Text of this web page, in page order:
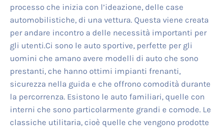
processo che inizia con l’ideazione, delle case
automobilistiche, di una vettura. Questa viene creata
per andare incontro a delle necessità importanti per
gli utenti.Ci sono le auto sportive, perfette per gli
uomini che amano avere modelli di auto che sono
prestanti, che hanno ottimi impianti frenanti,
sicurezza nella guida e che offrono comodità durante
la percorrenza. Esistono le auto familiari, quelle con
interni che sono particolarmente grandi e comode. Le
classiche utilitaria, cioè quelle che vengono prodotte